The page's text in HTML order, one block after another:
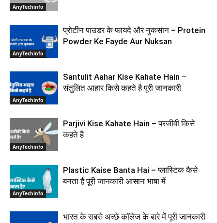
AnyTechinfo
AnyTechinfo
प्रोटीन पाउडर के फायदे और नुकसान – Protein
Powder Ke Fayde Aur Nuksan
AnyTechinfo
Santulit Aahar Kise Kahate Hain –
संतुलित आहार किसे कहते है पूरी जानकारी
AnyTechinfo
Parjivi Kise Kahate Hain – परजीवी किसे
कहते है
AnyTechinfo
Plastic Kaise Banta Hai – प्लास्टिक कैसे
बनता है पूरी जानकारी आसान भाषा में
भारत के सबसे अच्छे कॉलेज के बारे में पूरी जानकारी